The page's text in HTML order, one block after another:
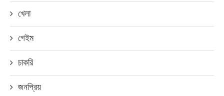
খেলা
গেইম
চাকরি
জনপ্রিয়